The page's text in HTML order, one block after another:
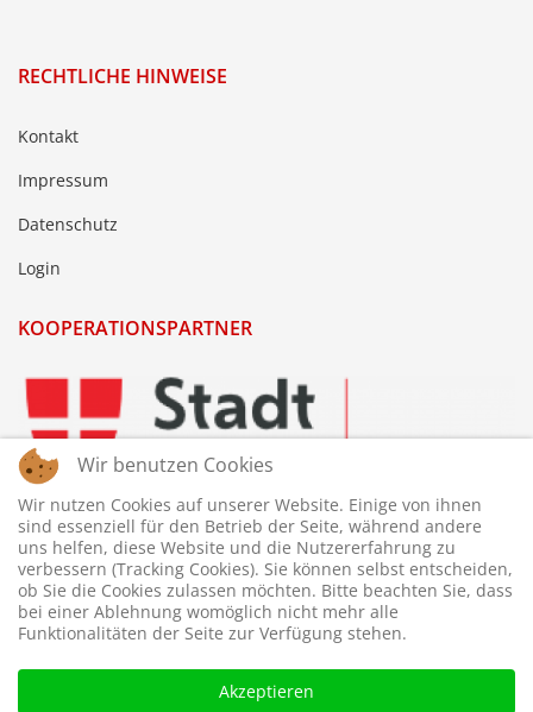
RECHTLICHE HINWEISE
Kontakt
Impressum
Datenschutz
Login
KOOPERATIONSPARTNER
Wir benutzen Cookies
Wir nutzen Cookies auf unserer Website. Einige von ihnen
sind essenziell für den Betrieb der Seite, während andere
uns helfen, diese Website und die Nutzererfahrung zu
verbessern (Tracking Cookies). Sie können selbst entscheiden,
ob Sie die Cookies zulassen möchten. Bitte beachten Sie, dass
bei einer Ablehnung womöglich nicht mehr alle
Funktionalitäten der Seite zur Verfügung stehen.
Akzeptieren